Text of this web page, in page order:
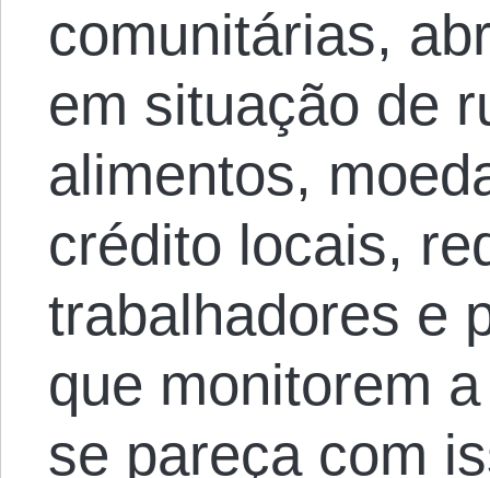
comunitárias,
em situação de
alimentos,
crédito locais,
trabalhadores e
que monitorem
se pareça com